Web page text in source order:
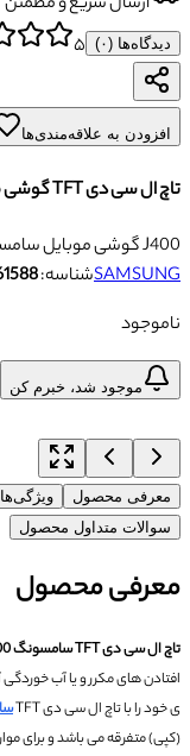
دیدگاه‌ها (۰) ۵
افزودن به علاقه‌مندی‌ها
تاچ ال سی دی TFT گوشی موبایل سامسونگ J400
تاچ ال سی دی TFT گوشی موبایل سامسونگ J400
SAMSUNGشناسه:
ناموجود
موجود شد، خبرم کن
معرفی محصول
سوالات متداول محصول
معرفی محصول
تاچ ال سی دی TFT سامسونگ J400
افتادن های مکرر و یا آب
ی خود را با تاچ ال سی دی TFT
(کپی) متفرقه می باشد و برای